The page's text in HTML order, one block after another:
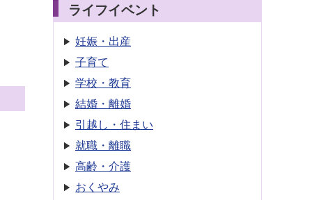
ライフイベント
妊娠・出産
子育て
学校・教育
結婚・離婚
引越し・住まい
就職・離職
高齢・介護
おくやみ